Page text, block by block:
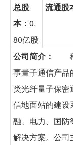
总股
本： 0.
80亿股
流通股
公司简介：
科
事量子通信产
类光纤量子保密
信地面站的建
融、电力、国
解决方案。公